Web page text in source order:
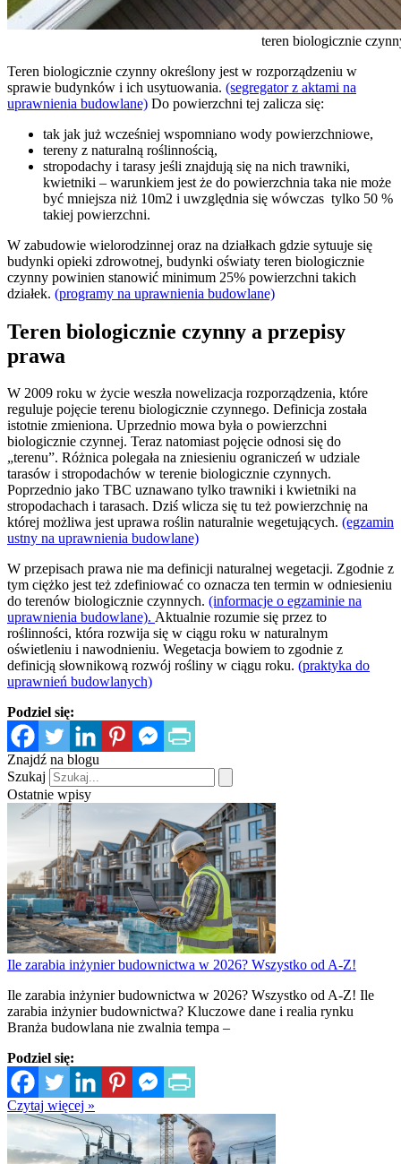
teren biologicznie
Teren biologicznie czynny określony jest w rozporządzeniu w
sprawie budynków i ich usytuowania. (segregator z aktami na
uprawnienia budowlane) Do powierzchni tej zalicza się:
tak jak już wcześniej wspomniano wody powierzchniowe,
tereny z naturalną roślinnością,
stropodachy i tarasy jeśli znajdują się na nich trawniki,
kwietniki – warunkiem jest że do powierzchnia taka nie może
być mniejsza niż 10m2 i uwzględnia się wówczas tylko 50 %
takiej powierzchni.
W zabudowie wielorodzinnej oraz na działkach gdzie sytuuje się
budynki opieki zdrowotnej, budynki oświaty teren biologicznie
czynny powinien stanowić minimum 25% powierzchni takich
działek. (programy na uprawnienia budowlane)
Teren biologicznie czynny a przepisy
prawa
W 2009 roku w życie weszła nowelizacja rozporządzenia, które
reguluje pojęcie terenu biologicznie czynnego. Definicja została
istotnie zmieniona. Uprzednio mowa była o powierzchni
biologicznie czynnej. Teraz natomiast pojęcie odnosi się do
„terenu”. Różnica polegała na zniesieniu ograniczeń w udziale
tarasów i stropodachów w terenie biologicznie czynnych.
Poprzednio jako TBC uznawano tylko trawniki i kwietniki na
stropodachach i tarasach. Dziś wlicza się tu też powierzchnię na
której możliwa jest uprawa roślin naturalnie wegetujących. (egzamin
ustny na uprawnienia budowlane)
W przepisach prawa nie ma definicji naturalnej wegetacji. Zgodnie z
tym ciężko jest też zdefiniować co oznacza ten termin w odniesieniu
do terenów biologicznie czynnych. (informacje o egzaminie na
uprawnienia budowlane). Aktualnie rozumie się przez to
roślinności, która rozwija się w ciągu roku w naturalnym
oświetleniu i nawodnieniu. Wegetacja bowiem to zgodnie z
definicją słownikową rozwój rośliny w ciągu roku. (praktyka do
uprawnień budowlanych)
Podziel się:
Znajdź na blogu
Szukaj
Ostatnie wpisy
Ile zarabia inżynier budownictwa w 2026? Wszystko od A-Z!
Ile zarabia inżynier budownictwa w 2026? Wszystko od A-Z! Ile
zarabia inżynier budownictwa? Kluczowe dane i realia rynku
Branża budowlana nie zwalnia tempa –
Podziel się:
Czytaj więcej »